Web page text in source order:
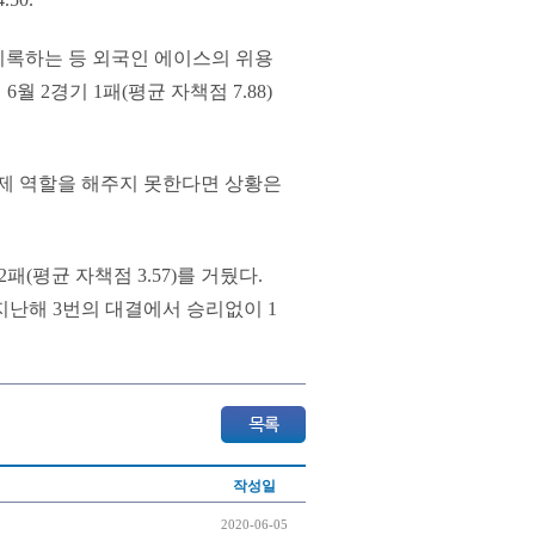
하는 등 외국인 에이스의 위용
월 2경기 1패(평균 자책점 7.88)
역할을 해주지 못한다면 상황은
(평균 자책점 3.57)를 거뒀다.
해 3번의 대결에서 승리없이 1
작성일
2020-06-05